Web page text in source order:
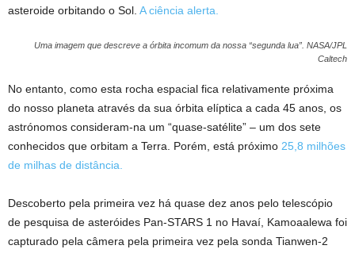
asteroide orbitando o Sol. A ciência alerta.
Uma imagem que descreve a órbita incomum da nossa “segunda lua”. NASA/JPL
Caltech
No entanto, como esta rocha espacial fica relativamente próxima
do nosso planeta através da sua órbita elíptica a cada 45 anos, os
astrónomos consideram-na um “quase-satélite” – um dos sete
conhecidos que orbitam a Terra. Porém, está próximo 25,8 milhões
de milhas de distância.
Descoberto pela primeira vez há quase dez anos pelo telescópio
de pesquisa de asteróides Pan-STARS 1 no Havaí, Kamoaalewa foi
capturado pela câmera pela primeira vez pela sonda Tianwen-2